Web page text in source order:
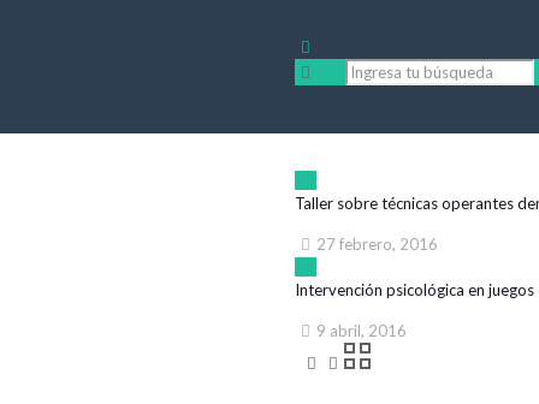
Taller sobre técnicas operantes
27 febrero, 2016
Intervención psicológica en
9 abril, 2016